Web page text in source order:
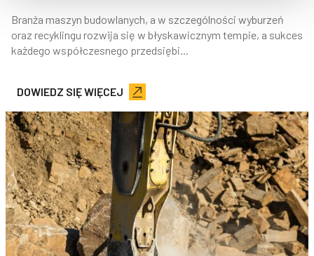
Branża maszyn budowlanych, a w szczególności wyburzeń
oraz recyklingu rozwija się w błyskawicznym tempie, a sukces
każdego współczesnego przedsiębi...
DOWIEDZ SIĘ WIĘCEJ